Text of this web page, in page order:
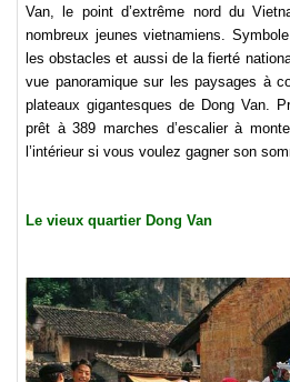
Van, le point d’extrême nord du
nombreux jeunes vietnamiens.
les obstacles et aussi de la fierté
vue panoramique sur les paysages à
plateaux gigantesques de Dong Van.
prêt à 389 marches d’escalier à
l’intérieur si vous voulez gagner son
Le vieux quartier Dong Van